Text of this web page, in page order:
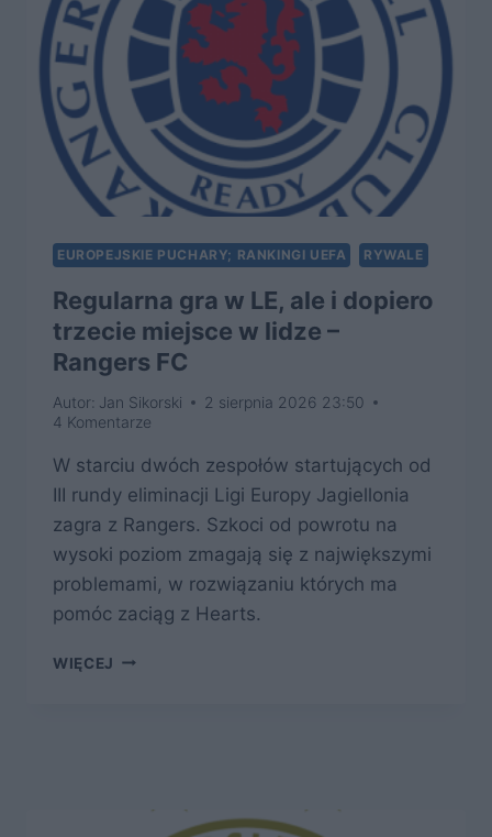
EUROPEJSKIE PUCHARY; RANKINGI UEFA RYWALE
Regularna gra w LE, ale i dopiero
trzecie miejsce w lidze –
Rangers FC
Autor: Jan Sikorski
2 sierpnia 2026 23:50
4 Komentarze
W starciu dwóch zespołów startujących od
III rundy eliminacji Ligi Europy Jagiellonia
zagra z Rangers. Szkoci od powrotu na
wysoki poziom zmagają się z największymi
problemami, w rozwiązaniu których ma
pomóc zaciąg z Hearts.
WIĘCEJ REGULARNA